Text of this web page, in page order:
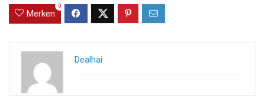
Merken
0
Dealhai